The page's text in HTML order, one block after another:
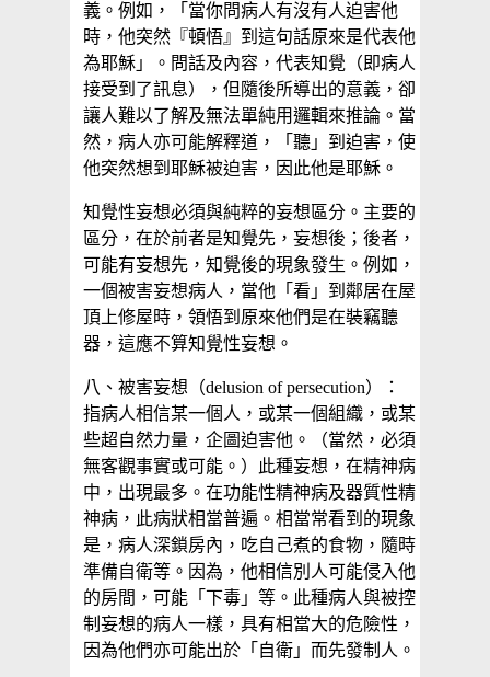
義。例如，「當你問病人有沒有人迫害他
時，他突然『頓悟』到這句話原來是代表他
為耶穌」。問話及內容，代表知覺（即病人
接受到了訊息），但隨後所導出的意義，卻
讓人難以了解及無法單純用邏輯來推論。當
然，病人亦可能解釋道，「聽」到迫害，使
他突然想到耶穌被迫害，因此他是耶穌。
知覺性妄想必須與純粹的妄想區分。主要的
區分，在於前者是知覺先，妄想後；後者，
可能有妄想先，知覺後的現象發生。例如，
一個被害妄想病人，當他「看」到鄰居在屋
頂上修屋時，領悟到原來他們是在裝竊聽
器，這應不算知覺性妄想。
八、被害妄想（delusion of persecution）：
指病人相信某一個人，或某一個組織，或某
些超自然力量，企圖迫害他。（當然，必須
無客觀事實或可能。）此種妄想，在精神病
中，出現最多。在功能性精神病及器質性精
神病，此病狀相當普遍。相當常看到的現象
是，病人深鎖房內，吃自己煮的食物，隨時
準備自衛等。因為，他相信別人可能侵入他
的房間，可能「下毒」等。此種病人與被控
制妄想的病人一樣，具有相當大的危險性，
因為他們亦可能出於「自衛」而先發制人。